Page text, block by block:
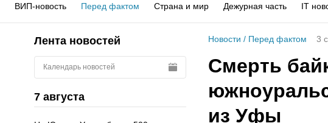
ВИП-новость Перед фактом Страна и мир Дежурная часть IT
Лента новостей
Календарь новостей
7 августа
Новости / Перед фактом 3
Смерть
из Уфы